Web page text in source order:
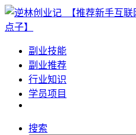
副业技能
副业推荐
行业知识
学员项目
搜索